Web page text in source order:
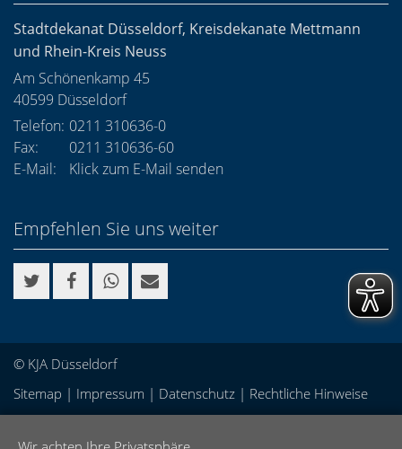
Stadtdekanat Düsseldorf, Kreisdekanate Mettmann
und Rhein-Kreis Neuss
Am Schönenkamp 45
40599 Düsseldorf
Telefon: 0211 310636-0
Fax:
0211 310636-60
E-Mail:
Klick zum E-Mail senden
Empfehlen Sie uns weiter
© KJA Düsseldorf
Sitemap | Impressum | Datenschutz | Rechtliche Hinweise